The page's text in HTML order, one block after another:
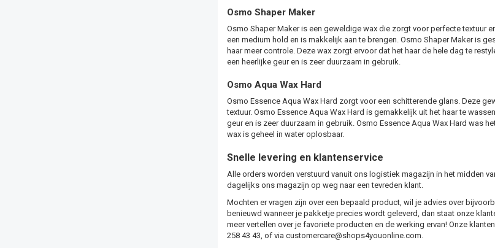
Osmo Shaper Maker
Osmo Shaper Maker is een geweldige wax die zorgt voor perfecte textuur
een medium hold en is makkelijk aan te brengen. Osmo Shaper Maker is
haar meer controle. Deze wax zorgt ervoor dat het haar de hele dag te
een heerlijke geur en is zeer duurzaam in gebruik.
Osmo Aqua Wax Hard
Osmo Essence Aqua Wax Hard zorgt voor een schitterende glans. Deze
textuur. Osmo Essence Aqua Wax Hard is gemakkelijk uit het haar te
geur en is zeer duurzaam in gebruik. Osmo Essence Aqua Wax Hard was
wax is geheel in water oplosbaar.
Snelle levering en klantenservice
Alle orders worden verstuurd vanuit ons logistiek magazijn in het midden
dagelijks ons magazijn op weg naar een tevreden klant.
Mochten er vragen zijn over een bepaald product, wil je advies over
benieuwd wanneer je pakketje precies wordt geleverd, dan staat onze
meer vertellen over je favoriete producten en de werking ervan! Onze
258 43 43, of via customercare@shops4youonline.com.